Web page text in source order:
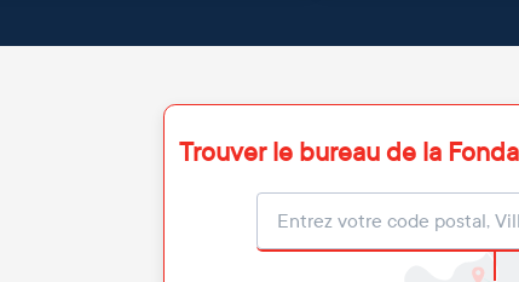
Trouver le bureau de la
Localisation